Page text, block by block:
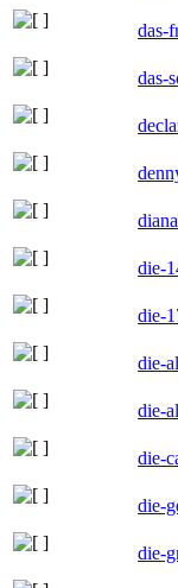
das-
das-
die-
die-
die-
die-
die-
die-
die-